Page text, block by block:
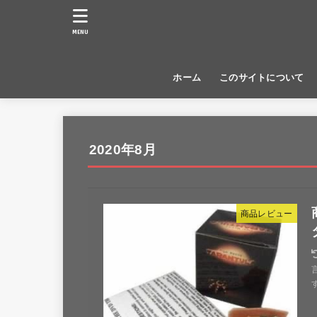
ホーム このサイトについて
MENU
2020年8月
商品レビュー